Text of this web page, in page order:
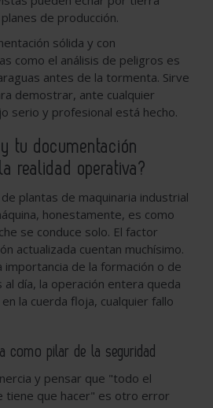
de producción.
sólida y con
como el análisis de peligros es
antes de la tormenta. Sirve
demostrar, ante cualquier
serio y profesional está hecho.
tu documentación
realidad operativa?
plantas de maquinaria industrial
honestamente, es como
se conduce solo. El factor
actualizada cuentan muchísimo.
importancia de la formación o de
día, la operación entera queda
la cuerda floja, cualquier fallo
como pilar de la seguridad
y pensar que "todo el
tiene que hacer" es otro error